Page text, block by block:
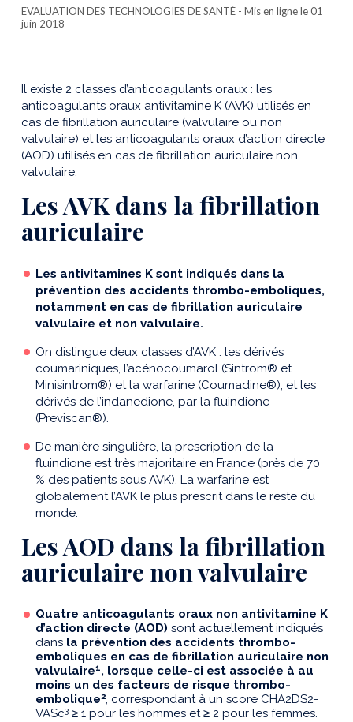
EVALUATION DES TECHNOLOGIES DE SANTÉ - Mis en ligne le 01
juin 2018
Il existe 2 classes d’anticoagulants oraux : les
anticoagulants oraux antivitamine K (AVK) utilisés en
cas de fibrillation auriculaire (valvulaire ou non
valvulaire) et les anticoagulants oraux d’action directe
(AOD) utilisés en cas de fibrillation auriculaire non
valvulaire.
Les AVK dans la fibrillation
auriculaire
Les antivitamines K sont indiqués dans la
prévention des accidents thrombo-emboliques,
notamment en cas de fibrillation auriculaire
valvulaire et non valvulaire.
On distingue deux classes d’AVK : les dérivés
coumariniques, l’acénocoumarol (Sintrom® et
Minisintrom®) et la warfarine (Coumadine®), et les
dérivés de l’indanedione, par la fluindione
(Previscan®).
De manière singulière, la prescription de la
fluindione est très majoritaire en France (près de 70
% des patients sous AVK). La warfarine est
globalement l’AVK le plus prescrit dans le reste du
monde.
Les AOD dans la fibrillation
auriculaire non valvulaire
Quatre anticoagulants oraux non antivitamine K
d’action directe (AOD) sont actuellement indiqués
dans la prévention des accidents thrombo-
emboliques en cas de fibrillation auriculaire non
valvulaire1, lorsque celle-ci est associée à au
moins un des facteurs de risque thrombo-
embolique2, correspondant à un score CHA2DS2-
VASc3 ≥ 1 pour les hommes et≥ 2 pour les femmes.